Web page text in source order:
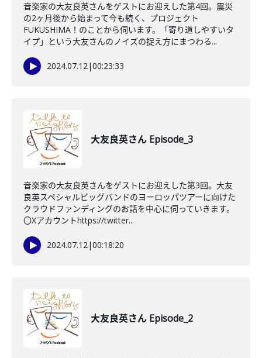
音楽家の大友良英さんをゲストにお迎えした第4回。震災
の2ヶ月後から始まって今も続く、プロジェクト
FUKUSHIMA！のことから伺います。「寄り道しやすいタ
イプ」という大友さんのノイズの捉え方にまつわる...
2024.07.12|00:23:33
大友良英さん Episode_3
音楽家の大友良英さんをゲストにお迎えした第3回。大友
良英スペシャルビッグバンドのヨーロッパツアーに向けた
クラウドファンディングのお話を中心に伺っていきます。
〇Xアカウントhttps://twitter...
2024.07.12|00:18:20
大友良英さん Episode_2